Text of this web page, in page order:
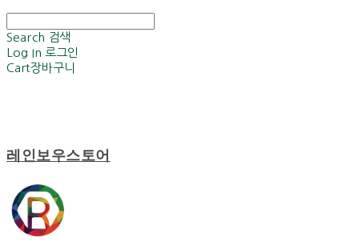
Search 검색
Log In 로그인
Cart장바구니
레인보우스토어